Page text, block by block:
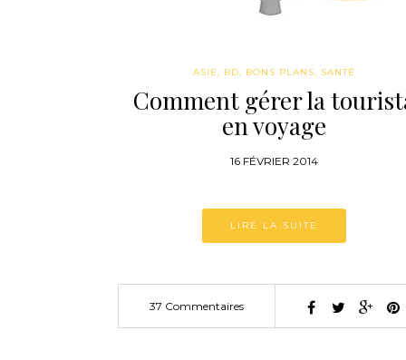
ASIE, BD, BONS PLANS, SANTÉ
Comment gérer la
en voyage
16 FÉVRIER 2014
LIRE LA SUITE
37 Commentaires